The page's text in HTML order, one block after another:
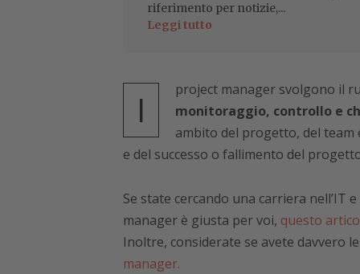
riferimento per notizie,...
Leggi tutto
I project manager svolgono il
monitoraggio, controllo e
ambito del progetto, del
e del successo o fallimento del
Se state cercando una carriera nell’IT
manager è giusta per voi, questo
Inoltre, considerate se avete davvero
manager.